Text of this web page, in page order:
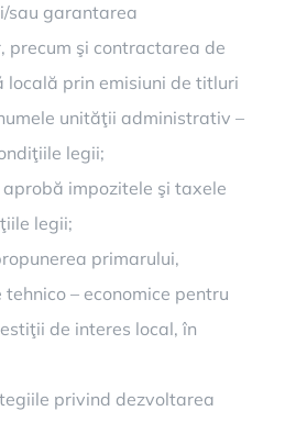
sau garantarea
precum şi contractarea de
locală prin emisiuni de titluri
unităţii administrativ –
legii;
impozitele şi taxele
legii;
primarului,
– economice pentru
de interes local, în
privind dezvoltarea